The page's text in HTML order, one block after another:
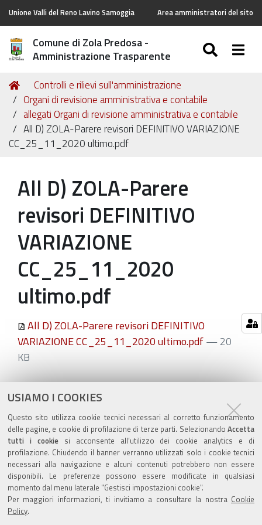
USIAMO I COOKIES
Questo sito utilizza cookie tecnici necessari al corretto funzionamento
delle pagine, e cookie di profilazione di terze parti. Selezionando Accetta
tutti i cookiesi acconsente all’utilizzo dei cookie analytics e di
profilazione. Chiudendo il banner verranno utilizzati solo i cookie tecnici
necessari alla navigazione e alcuni contenuti potrebbero non essere
disponibili. Le preferenze possono essere modificate in qualsiasi
momento dal menu laterale "Gestisci impostazioni cookie".
Per maggiori informazioni, ti invitiamo a consultare la nostra Cookie
Policy.
Unione Valli del Reno Lavino Samoggia Area amministratori del sito
Comune di Zola Predosa -
Amministrazione Trasparente
Tu
sei
qui:
Home
Controlli e rilievi sull'amministrazione
Organi di revisione amministrativa e contabile
allegati Organi di revisione amministrativa e contabile
All D) ZOLA-Parere revisori DEFINITIVO VARIAZIONE
CC_25_11_2020 ultimo.pdf
All D) ZOLA-Parere
revisori DEFINITIVO
VARIAZIONE
CC_25_11_2020
ultimo.pdf
All D) ZOLA-Parere revisori DEFINITIVO
VARIAZIONE CC_25_11_2020 ultimo.pdf— 20
KB
Azioni
sul
documento
ultima modifica 17/05/2021
Valuta questo sito